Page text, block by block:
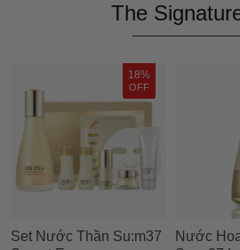
The
18%
OFF
Set Nước Thần Su:m37
Nước